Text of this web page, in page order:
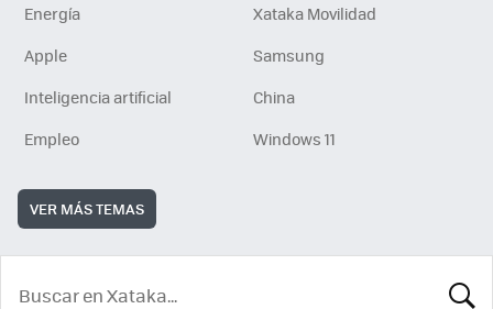
Energía
Xataka Movilidad
Apple
Samsung
Inteligencia artificial
China
Empleo
Windows 11
VER MÁS TEMAS